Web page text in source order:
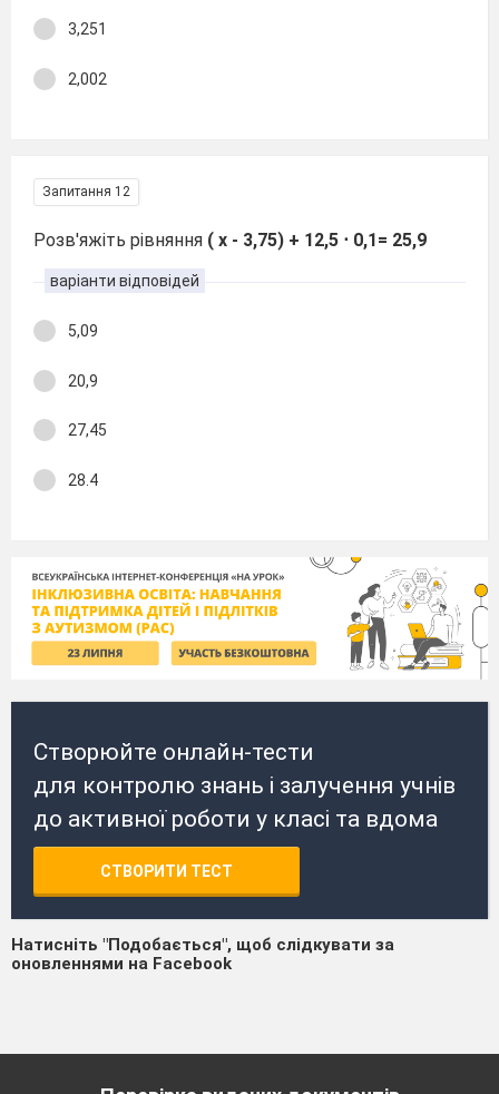
3,251
2,002
Запитання 12
Розв'яжіть рівняння ( х - 3,75) + 12,5 ⋅ 0,1= 25,9
варіанти відповідей
5,09
20,9
27,45
28.4
Створюйте онлайн-тести
для контролю знань і залучення учнів
до активної роботи у класі та вдома
СТВОРИТИ ТЕСТ
Натисніть "Подобається", щоб слідкувати за
оновленнями на Facebook